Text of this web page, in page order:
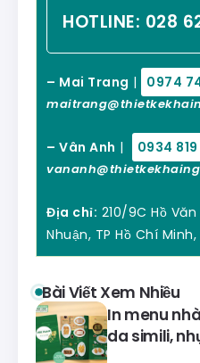
HOTLINE: 028
– Mai Trang | 0974
– Vân Anh | 0934 819
Địa chỉ: 210/9C Hồ
Nhuận, TP Hồ Chí
Bài Viết Xem Nhiều
In menu
da simili,